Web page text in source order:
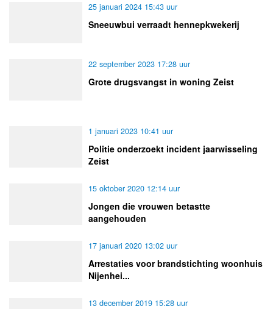
25 januari 2024 15:43 uur
Sneeuwbui verraadt hennepkwekerij
22 september 2023 17:28 uur
Grote drugsvangst in woning Zeist
1 januari 2023 10:41 uur
Politie onderzoekt incident jaarwisseling
Zeist
15 oktober 2020 12:14 uur
Jongen die vrouwen betastte
aangehouden
17 januari 2020 13:02 uur
Arrestaties voor brandstichting woonhuis
Nijenhei...
13 december 2019 15:28 uur